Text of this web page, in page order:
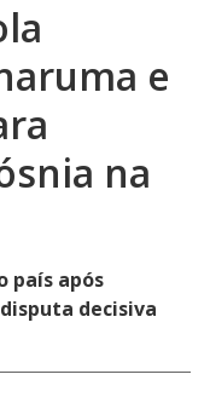
e
na
país após
decisiva